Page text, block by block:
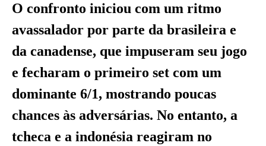
O confronto iniciou com um ritmo
avassalador por parte da brasileira e
da canadense, que impuseram seu jogo
e fecharam o primeiro set com um
dominante 6/1, mostrando poucas
chances às adversárias. No entanto, a
tcheca e a indonésia reagiram no